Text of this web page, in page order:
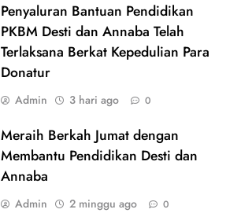
Penyaluran Bantuan Pendidikan
PKBM Desti dan Annaba Telah
Terlaksana Berkat Kepedulian Para
Donatur
Admin 3 hari ago 0
Meraih Berkah Jumat dengan
Membantu Pendidikan Desti dan
Annaba
Admin 2 minggu ago 0